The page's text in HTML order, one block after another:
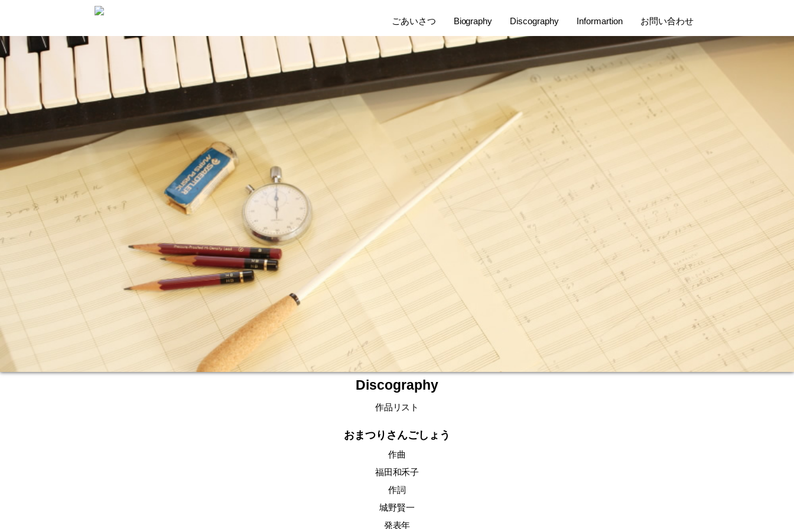
ごあいさつ Biography Discography Informartion お問い合わせ
Discography
作品リスト
おまつりさんごしょう
作曲
福田和禾子
作詞
城野賢一
発表年